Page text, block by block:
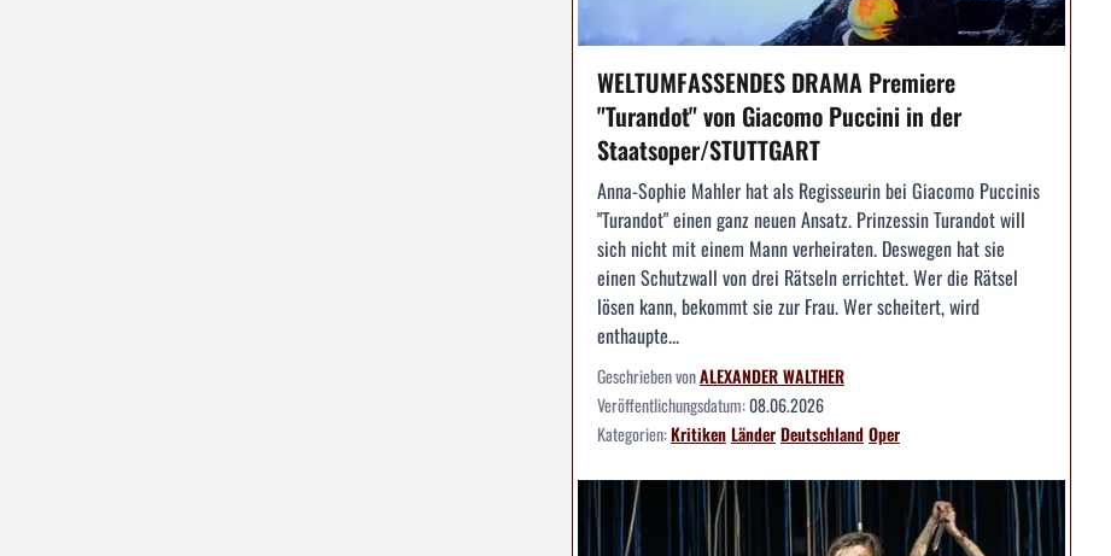
WELTUMFASSENDES DRAMA Premiere
"Turandot" von Giacomo Puccini in der
Staatsoper/STUTTGART
Anna-Sophie Mahler hat als Regisseurin bei Giacomo Puccinis
"Turandot" einen ganz neuen Ansatz. Prinzessin Turandot will
sich nicht mit einem Mann verheiraten. Deswegen hat sie
einen Schutzwall von drei Rätseln errichtet. Wer die Rätsel
lösen kann, bekommt sie zur Frau. Wer scheitert, wird
enthaupte...
Geschrieben vonALEXANDER WALTHER
Veröffentlichungsdatum:08.06.2026
Kategorien:KritikenLänderDeutschlandOper